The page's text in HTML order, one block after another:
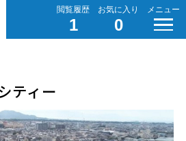
閲覧履歴
1
お気に入り
0
メニュー
ティー